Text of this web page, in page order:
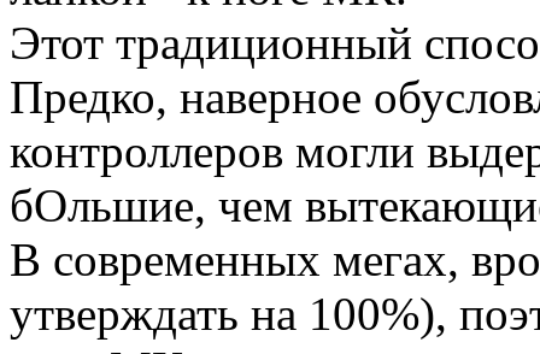
Этот традиционный
Предко, наверное
контроллеров могли
бОльшие, чем
В современных мегах,
утверждать на 100%),